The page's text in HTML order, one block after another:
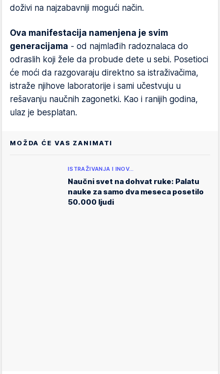
doživi na najzabavniji mogući način.
Ova manifestacija namenjena je svim
generacijama - od najmlađih radoznalaca do
odraslih koji žele da probude dete u sebi. Posetioci
će moći da razgovaraju direktno sa istraživačima,
istraže njihove laboratorije i sami učestvuju u
rešavanju naučnih zagonetki. Kao i ranijih godina,
ulaz je besplatan.
MOŽDA ĆE VAS ZANIMATI
ISTRAŽIVANJA I INOV…
Naučni svet na dohvat ruke: Palatu
nauke za samo dva meseca posetilo
50.000 ljudi